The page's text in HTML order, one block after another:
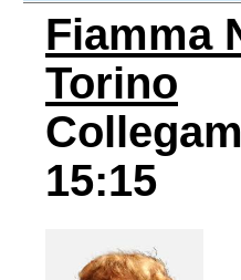
Fiamma
Torino
15:15